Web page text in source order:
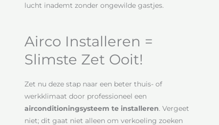
lucht inademt zonder ongewilde gastjes.
Airco Installeren =
Slimste Zet Ooit!
Zet nu deze stap naar een beter thuis- of
werkklimaat door professioneel een
airconditioningsysteem te installeren. Vergeet
niet; dit gaat niet alleen om verkoeling zoeken